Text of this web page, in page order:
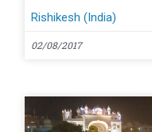
Rishikesh (India)
02/08/2017